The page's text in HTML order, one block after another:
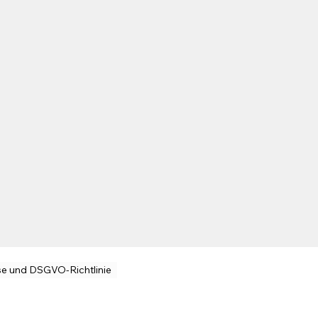
und DSGVO-Richtlinie